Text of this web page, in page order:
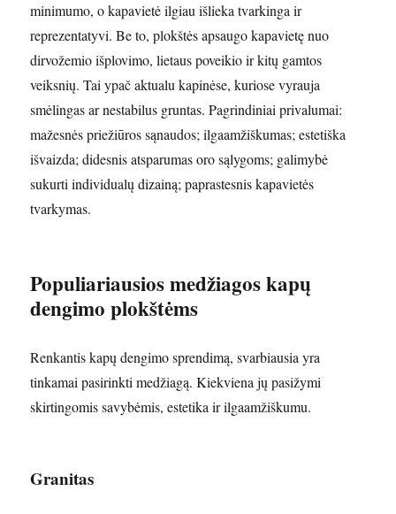
minimumo, o kapavietė ilgiau išlieka tvarkinga ir
reprezentatyvi. Be to, plokštės apsaugo kapavietę nuo
dirvožemio išplovimo, lietaus poveikio ir kitų gamtos
veiksnių. Tai ypač aktualu kapinėse, kuriose vyrauja
smėlingas ar nestabilus gruntas. Pagrindiniai privalumai:
mažesnės priežiūros sąnaudos; ilgaamžiškumas; estetiška
išvaizda; didesnis atsparumas oro sąlygoms; galimybė
sukurti individualų dizainą; paprastesnis kapavietės
tvarkymas.
Populiariausios medžiagos kapų
dengimo plokštėms
Renkantis kapų dengimo sprendimą, svarbiausia yra
tinkamai pasirinkti medžiagą. Kiekviena jų pasižymi
skirtingomis savybėmis, estetika ir ilgaamžiškumu.
Granitas